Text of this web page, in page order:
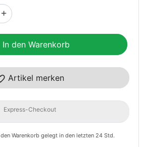
+
In den Warenkorb
Artikel merken
Express-Checkout
Warenkorb gelegt in den letzten 24 Std.